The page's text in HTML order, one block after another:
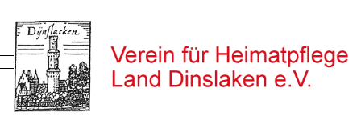
Mobile Menu Toggle